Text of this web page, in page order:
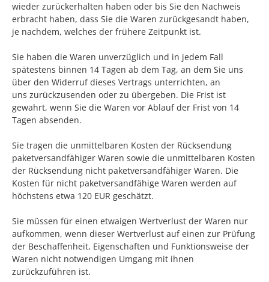
wieder zurückerhalten haben oder bis Sie den Nachweis
erbracht haben, dass Sie die Waren zurückgesandt haben,
je nachdem, welches der frühere Zeitpunkt ist.
Sie haben die Waren unverzüglich und in jedem Fall
spätestens binnen 14 Tagen ab dem Tag, an dem Sie uns
über den Widerruf dieses Vertrags unterrichten, an
uns zurückzusenden oder zu übergeben. Die Frist ist
gewahrt, wenn Sie die Waren vor Ablauf der Frist von 14
Tagen absenden.
Sie tragen die unmittelbaren Kosten der Rücksendung
paketversandfähiger Waren sowie die unmittelbaren Kosten
der Rücksendung nicht paketversandfähiger Waren. Die
Kosten für nicht paketversandfähige Waren werden auf
höchstens etwa 120 EUR geschätzt.
Sie müssen für einen etwaigen Wertverlust der Waren nur
aufkommen, wenn dieser Wertverlust auf einen zur Prüfung
der Beschaffenheit, Eigenschaften und Funktionsweise der
Waren nicht notwendigen Umgang mit ihnen
zurückzuführen ist.